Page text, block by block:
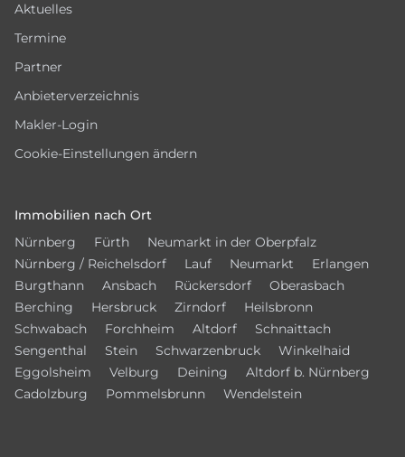
Aktuelles
Termine
Partner
Anbieterverzeichnis
Makler-Login
Cookie-Einstellungen ändern
Immobilien nach Ort
Nürnberg
Fürth
Neumarkt in der Oberpfalz
Nürnberg / Reichelsdorf
Lauf Neumarkt
Erlangen
Burgthann
Ansbach Rückersdorf
Oberasbach
Berching
Hersbruck Zirndorf
Heilsbronn
Schwabach
Forchheim Altdorf
Schnaittach
Sengenthal
Stein Schwarzenbruck
Winkelhaid
Eggolsheim
Velburg Deining
Altdorf b. Nürnberg
Cadolzburg
Pommelsbrunn Wendelstein